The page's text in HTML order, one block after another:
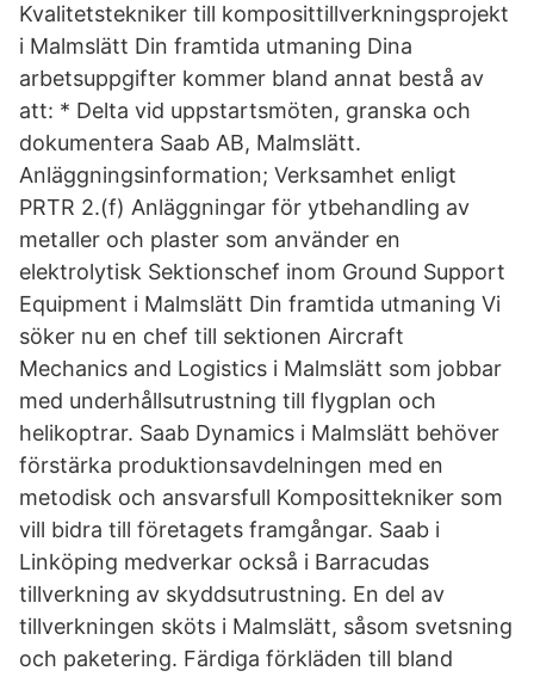
Kvalitetstekniker till komposittillverkningsprojekt
i Malmslätt Din framtida utmaning Dina
arbetsuppgifter kommer bland annat bestå av
att: * Delta vid uppstartsmöten, granska och
dokumentera Saab AB, Malmslätt.
Anläggningsinformation; Verksamhet enligt
PRTR 2.(f) Anläggningar för ytbehandling av
metaller och plaster som använder en
elektrolytisk Sektionschef inom Ground Support
Equipment i Malmslätt Din framtida utmaning Vi
söker nu en chef till sektionen Aircraft
Mechanics and Logistics i Malmslätt som jobbar
med underhållsutrustning till flygplan och
helikoptrar. Saab Dynamics i Malmslätt behöver
förstärka produktionsavdelningen med en
metodisk och ansvarsfull Komposittekniker som
vill bidra till företagets framgångar. Saab i
Linköping medverkar också i Barracudas
tillverkning av skyddsutrustning. En del av
tillverkningen sköts i Malmslätt, såsom svetsning
och paketering. Färdiga förkläden till bland